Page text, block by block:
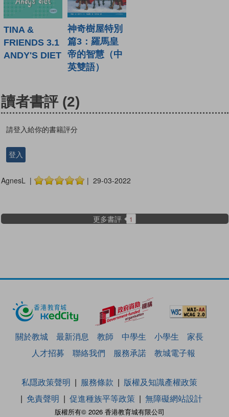
TINA &
FRIENDS 3.1
ANDY'S DIET
神奇樹屋特別
篇3：羅馬皇
帝的智慧（中
英雙語）
讀者書評 (2)
請登入給你的書籍評分
登入
AgnesL | | 29-03-2022
更多書評 1
關於教城 最新消息 教師 中學生 小學生
家長
人才招募
聯絡我們 服務承諾 教城電子報
版權所有© 2026 香港教育城有限公司
私隱政策聲明 服務條款
版權及知識產權政策
免責聲明
促進種族平等政策 無障礙網站設計